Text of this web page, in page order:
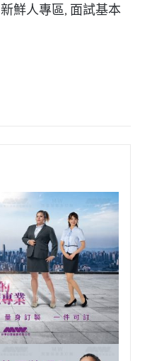
新鮮人專區, 面試基本